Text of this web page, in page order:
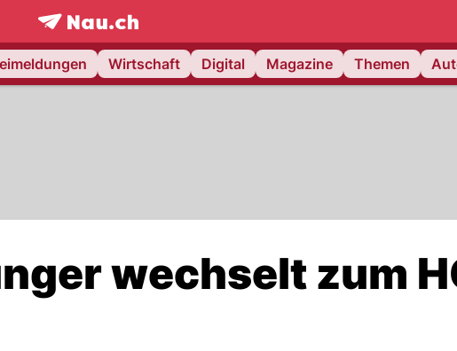
frontpage.NAU.ch
Wirtschaft Digital Magazine Themen
wechselt zum